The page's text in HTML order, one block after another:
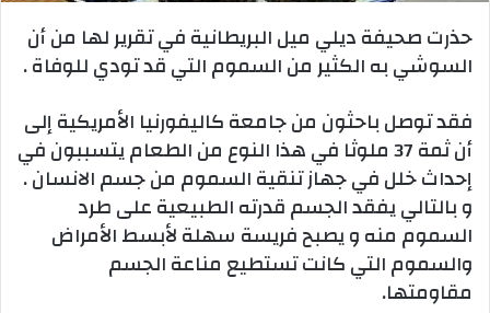
حذرت صحيفة ديلي ميل البريطانية في تقرير لها من أن
السوشي به الكثير من السموم التي قد تودي للوفاة .
فقد توصل باحثون من جامعة كاليفورنيا الأمريكية إلى
أن ثمة 37 ملوثا في هذا النوع من الطعام يتسببون في
إحداث خلل في جهاز تنقية السموم من جسم الانسان .
و بالتالي يفقد الجسم قدرته الطبيعية على طرد
السموم منه و يصبح فريسة سهلة لأبسط الأمراض
والسموم التي كانت تستطيع مناعة الجسم
مقاومتها.